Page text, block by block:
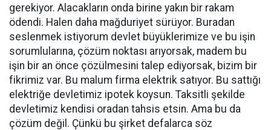
gerekiyor. Alacakların onda birine yakın bir rakam
ödendi. Halen daha mağduriyet sürüyor. Buradan
seslenmek istiyorum devlet büyüklerimize ve bu işin
sorumlularına, çözüm noktası arıyorsak, madem bu
işin bir an önce çözülmesini talep ediyorsak, bizim bir
fikrimiz var. Bu malum firma elektrik satıyor. Bu sattığı
elektriğe devletimiz ipotek koysun. Taksitli şekilde
devletimiz kendisi oradan tahsis etsin. Ama bu da
çözüm değil. Çünkü bu şirket defalarca söz